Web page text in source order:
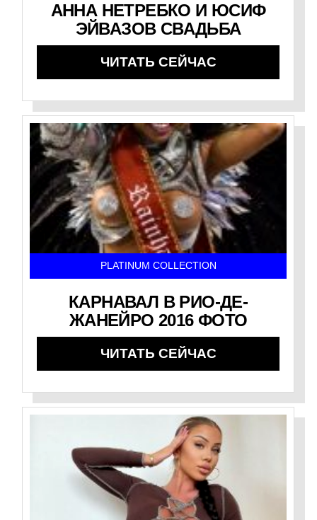
АННА НЕТРЕБКО И ЮСИФ
ЭЙВАЗОВ СВАДЬБА
ЧИТАТЬ СЕЙЧАС
PLATINUM COLLECTION
КАРНАВАЛ В РИО-ДЕ-
ЖАНЕЙРО 2016 ФОТО
ЧИТАТЬ СЕЙЧАС